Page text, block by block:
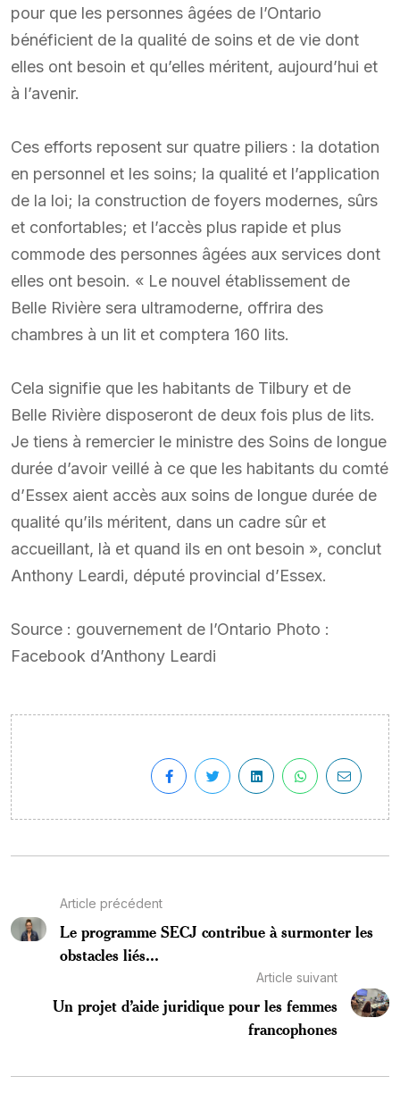
pour que les personnes âgées de l’Ontario
bénéficient de la qualité de soins et de vie dont
elles ont besoin et qu’elles méritent, aujourd’hui et
à l’avenir.
Ces efforts reposent sur quatre piliers : la dotation
en personnel et les soins; la qualité et l’application
de la loi; la construction de foyers modernes, sûrs
et confortables; et l’accès plus rapide et plus
commode des personnes âgées aux services dont
elles ont besoin. « Le nouvel établissement de
Belle Rivière sera ultramoderne, offrira des
chambres à un lit et comptera 160 lits.
Cela signifie que les habitants de Tilbury et de
Belle Rivière disposeront de deux fois plus de lits.
Je tiens à remercier le ministre des Soins de longue
durée d’avoir veillé à ce que les habitants du comté
d’Essex aient accès aux soins de longue durée de
qualité qu’ils méritent, dans un cadre sûr et
accueillant, là et quand ils en ont besoin », conclut
Anthony Leardi, député provincial d’Essex.
Source : gouvernement de l’Ontario Photo :
Facebook d’Anthony Leardi
Article précédent
Le programme SECJ contribue à surmonter les
obstacles liés...
Article suivant
Un projet d’aide juridique pour les femmes
francophones